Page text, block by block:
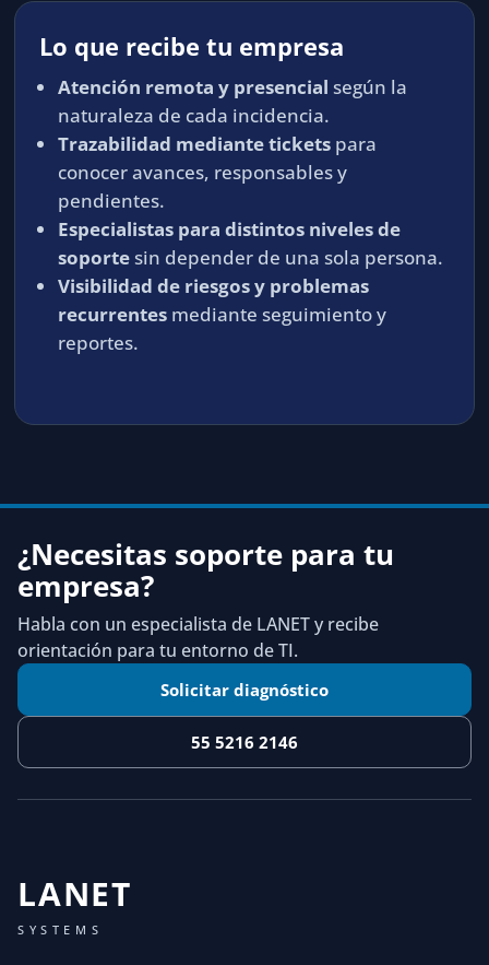
Lo que recibe tu empresa
Atención remota y presencial según la
naturaleza de cada incidencia.
Trazabilidad mediante tickets para
conocer avances, responsables y
pendientes.
Especialistas para distintos niveles de
soportesin depender de una sola persona.
Visibilidad de riesgos y problemas
recurrentes mediante seguimiento y
reportes.
¿Necesitas soporte para tu
empresa?
Habla con un especialista de LANET y recibe
orientación para tu entorno de TI.
Solicitar diagnóstico
55 5216 2146
LANET
SYSTEMS